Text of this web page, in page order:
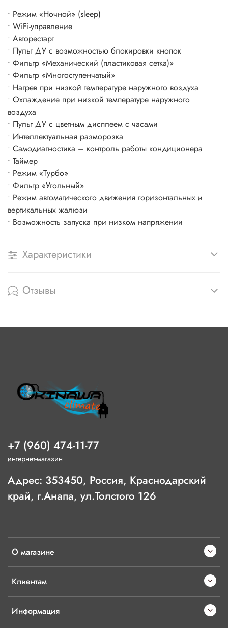
• Режим «Ночной» (sleep)
• WiFi-управление
• Авторестарт
• Пульт ДУ с возможностью блокировки кнопок
• Фильтр «Механический (пластиковая сетка)»
• Фильтр «Многоступенчатый»
• Нагрев при низкой температуре наружного воздуха
• Охлаждение при низкой температуре наружного
воздуха
• Пульт ДУ с цветным дисплеем с часами
• Интеллектуальная разморозка
• Самодиагностика – контроль работы кондиционера
• Таймер
• Режим «Турбо»
• Фильтр «Угольный»
• Режим автоматического движения горизонтальных и
вертикальных жалюзи
• Возможность запуска при низком напряжении
Характеристики
Отзывы
О магазине
Клиентам
Информация
+7 (960) 474-11-77
интернет-магазин
Адрес: 353450, Россия, Краснодарский
край, г.Анапа, ул.Толстого 126